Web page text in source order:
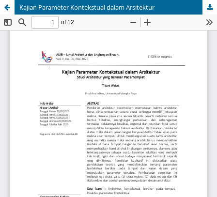
Kajian Parameter Kontekstual dalam Arsitektur